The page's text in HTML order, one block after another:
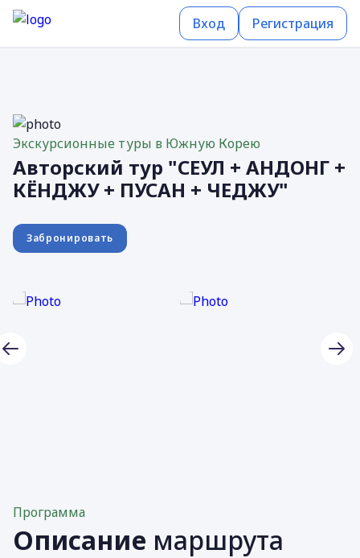
Вход Регистрация
Экскурсионные туры в Южную Корею
Авторский тур "СЕУЛ + АНДОНГ +
КЁНДЖУ + ПУСАН + ЧЕДЖУ"
Забронировать
Программа
Описание маршрута